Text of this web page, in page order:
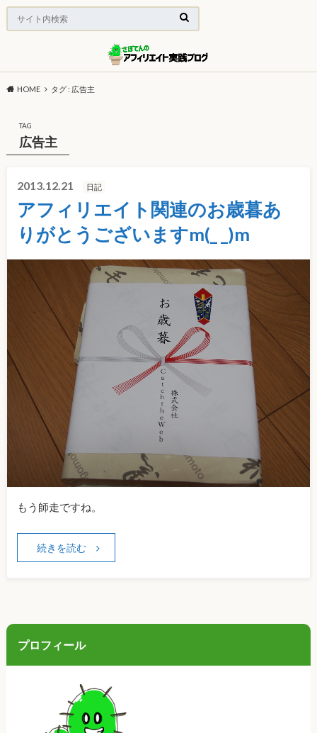
HOME タグ : 広告主
TAG
広告主
2013.12.21 日記
アフィリエイト関連のお歳暮あ
りがとうございますm(_ _)m
もう師走ですね。
続きを読む
プロフィール